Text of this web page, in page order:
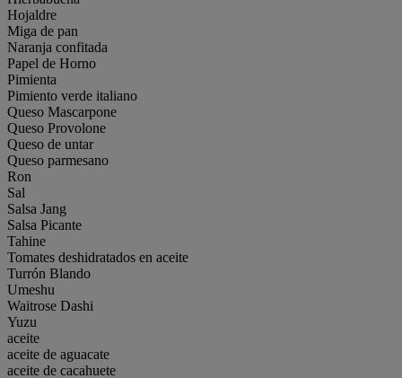
Hojaldre
Miga de pan
Naranja confitada
Papel de Horno
Pimienta
Pimiento verde italiano
Queso Mascarpone
Queso Provolone
Queso de untar
Queso parmesano
Ron
Sal
Salsa Jang
Salsa Picante
Tahine
Tomates deshidratados en aceite
Turrón Blando
Umeshu
Waitrose Dashi
Yuzu
aceite
aceite de aguacate
aceite de cacahuete